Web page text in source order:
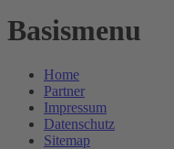
Basismenu
Home
Partner
Impressum
Datenschutz
Sitemap